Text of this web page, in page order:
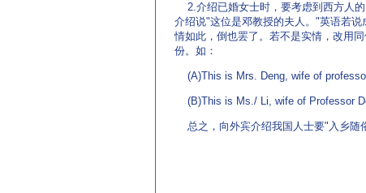
2.介绍已婚女士时，要考虑到西方人
介绍说"这位是邓教授的夫人。"英语若
情如此，倒也罢了。若不是实情，改用
份。如：
(A)This is Mrs. Deng, wife of
(B)This is Ms./ Li, wife of Professor
总之，向外宾介绍我国人士要"入乡随